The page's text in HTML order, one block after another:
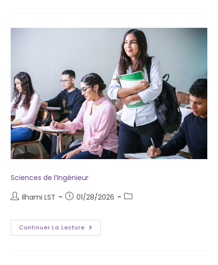
Sciences de l’Ingénieur
Ilhami LST
01/28/2026
Continuer La Lecture